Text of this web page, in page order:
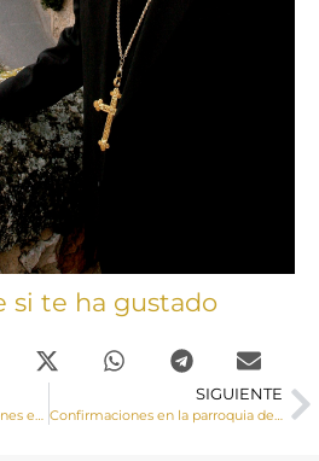
si te ha gustado
Visita Pastoral y Confirmaciones en la parroquia de Villalba del Rey
SIGUIENTE
Confirmaciones en la parroquia de Motilla del Palancar